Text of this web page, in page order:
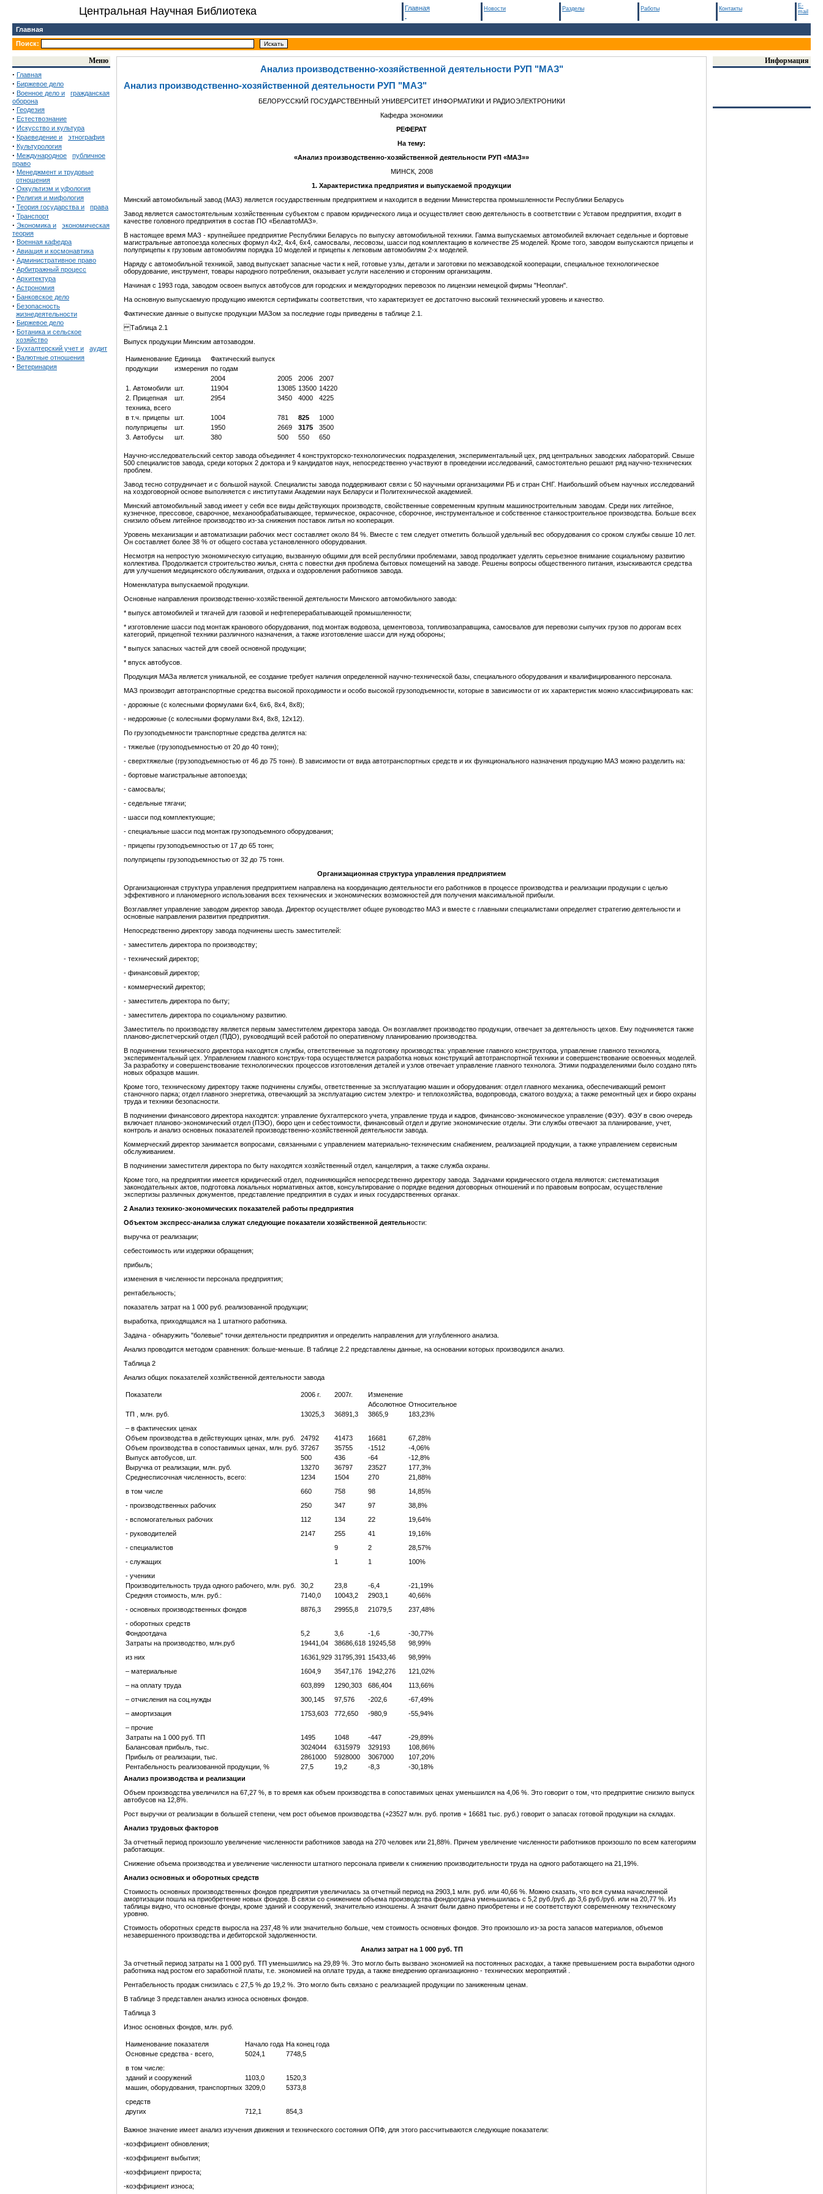
Центральная Научная Библиотека Главная Новости Разделы Работы Контакты
E-
mail
Главная
Поиск:
Меню
· Главная
· Биржевое дело
· Военное дело и
гражданская
оборона
· Геодезия
· Естествознание
· Искусство и культура
· Краеведение и этнография
· Культурология
· Международное
публичное
право
· Менеджмент и трудовые
отношения
· Оккультизм и уфология
· Религия и мифология
· Теория государства и права
· Транспорт
· Экономика и
экономическая
теория
· Военная кафедра
· Авиация и космонавтика
· Административное право
· Арбитражный процесс
· Архитектура
· Астрономия
· Банковское дело
· Безопасность
жизнедеятельности
· Биржевое дело
· Ботаника и сельское
хозяйство
· Бухгалтерский учет и аудит
· Валютные отношения
· Ветеринария
Анализ производственно-хозяйственной деятельности РУП "МАЗ"
Анализ производственно-хозяйственной деятельности РУП "МАЗ"
БЕЛОРУССКИЙ ГОСУДАРСТВЕННЫЙ УНИВЕРСИТЕТ ИНФОРМАТИКИ И РАДИОЭЛЕКТРОНИКИ
Кафедра экономики
РЕФЕРАТ
На тему:
«Анализ производственно-хозяйственной деятельности РУП «МАЗ»»
МИНСК, 2008
1. Характеристика предприятия и выпускаемой продукции
Минский автомобильный завод (МАЗ) является государственным предприятием и находится в ведении Министерства промышленности Республики Беларусь
Завод является самостоятельным хозяйственным субъектом с правом юридического лица и осуществляет свою деятельность в соответствии с Уставом предприятия, входит в
качестве головного предприятия в состав ПО «БелавтоМАЗ».
В настоящее время МАЗ - крупнейшее предприятие Республики Беларусь по выпуску автомобильной техники. Гамма выпускаемых автомобилей включает седельные и бортовые
магистральные автопоезда колесных формул 4х2, 4х4, 6х4, самосвалы, лесовозы, шасси под комплектацию в количестве 25 моделей. Кроме того, заводом выпускаются прицепы и
полуприцепы к грузовым автомобилям порядка 10 моделей и прицепы к легковым автомобилям 2-х моделей.
Наряду с автомобильной техникой, завод выпускает запасные части к ней, готовые узлы, детали и заготовки по межзаводской кооперации, специальное технологическое
оборудование, инструмент, товары народного потребления, оказывает услуги населению и сторонним организациям.
Начиная с 1993 года, заводом освоен выпуск автобусов для городских и междугородних перевозок по лицензии немецкой фирмы "Неоплан".
На основную выпускаемую продукцию имеются сертификаты соответствия, что характеризует ее достаточно высокий технический уровень и качество.
Фактические данные о выпуске продукции МАЗом за последние годы приведены в таблице 2.1.
Таблица 2.1
Выпуск продукции Минским автозаводом.
Наименование Единица
Фактический выпуск
продукции
измерения по годам
2004
2005 2006
2007
1. Автомобили шт. 11904 13085 13500 14220
2. Прицепная
шт. 2954 3450 4000
4225
техника, всего
в т.ч. прицепы
шт. 1004 781 825
1000
полуприцепы
шт. 1950 2669 3175
3500
3. Автобусы
шт. 380 500 550 650
Научно-исследовательский сектор завода объединяет 4 конструкторско-технологических подразделения, экспериментальный цех, ряд центральных заводских лабораторий. Свыше
500 специалистов завода, среди которых 2 доктора и 9 кандидатов наук, непосредственно участвуют в проведении исследований, самостоятельно решают ряд научно-технических
проблем.
Завод тесно сотрудничает и с большой наукой. Специалисты завода поддерживают связи с 50 научными организациями РБ и стран СНГ. Наибольший объем научных исследований
на хоздоговорной основе выполняется с институтами Академии наук Беларуси и Политехнической академией.
Минский автомобильный завод имеет у себя все виды действующих производств, свойственные современным крупным машиностроительным заводам. Среди них литейное,
кузнечное, прессовое, сварочное, механообрабатывающее, термическое, окрасочное, сборочное, инструментальное и собственное станкостроительное производства. Больше всех
снизило объем литейное производство из-за снижения поставок литья но кооперация.
Уровень механизации и автоматизации рабочих мест составляет около 84 %. Вместе с тем следует отметить большой удельный вес оборудования со сроком службы свыше 10 лет.
Он составляет более 38 % от общего состава установленного оборудования.
Несмотря на непростую экономическую ситуацию, вызванную общими для всей республики проблемами, завод продолжает уделять серьезное внимание социальному развитию
коллектива. Продолжается строительство жилья, снята с повестки дня проблема бытовых помещений на заводе. Решены вопросы общественного питания, изыскиваются средства
для улучшения медицинского обслуживания, отдыха и оздоровления работников завода.
Номенклатура выпускаемой продукции.
Основные направления производственно-хозяйственной деятельности Минского автомобильного завода:
* выпуск автомобилей и тягачей для газовой и нефтеперерабатывающей промышленности;
* изготовление шасси под монтаж кранового оборудования, под монтаж водовоза, цементовоза, топливозаправщика, самосвалов для перевозки сыпучих грузов по дорогам всех
категорий, прицепной техники различного назначения, а также изготовление шасси для нужд обороны;
* выпуск запасных частей для своей основной продукции;
* впуск автобусов.
Продукция МАЗа является уникальной, ее создание требует наличия определенной научно-технической базы, специального оборудования и квалифицированного персонала.
МАЗ производит автотранспортные средства высокой проходимости и особо высокой грузоподъемности, которые в зависимости от их характеристик можно классифицировать как:
- дорожные (с колесными формулами 6х4, 6х6, 8х4, 8х8);
- недорожные (с колесными формулами 8х4, 8х8, 12х12).
По грузоподъемности транспортные средства делятся на:
- тяжелые (грузоподъемностью от 20 до 40 тонн);
- сверхтяжелые (грузоподъемностью от 46 до 75 тонн). В зависимости от вида автотранспортных средств и их функционального назначения продукцию МАЗ можно разделить на:
- бортовые магистральные автопоезда;
- самосвалы;
- седельные тягачи;
- шасси под комплектующие;
- специальные шасси под монтаж грузоподъемного оборудования;
- прицепы грузоподъемностью от 17 до 65 тонн;
полуприцепы грузоподъемностью от 32 до 75 тонн.
Организационная структура управления предприятием
Организационная структура управления предприятием направлена на координацию деятельности его работников в процессе производства и реализации продукции с целью
эффективного и планомерного использования всех технических и экономических возможностей для получения максимальной прибыли.
Возглавляет управление заводом директор завода. Директор осуществляет общее руководство МАЗ и вместе с главными специалистами определяет стратегию деятельности и
основные направления развития предприятия.
Непосредственно директору завода подчинены шесть заместителей:
- заместитель директора по производству;
- технический директор;
- финансовый директор;
- коммерческий директор;
- заместитель директора по быту;
- заместитель директора по социальному развитию.
Заместитель по производству является первым заместителем директора завода. Он возглавляет производство продукции, отвечает за деятельность цехов. Ему подчиняется также
планово-диспетчерский отдел (ПДО), руководящий всей работой по оперативному планированию производства.
В подчинении технического директора находятся службы, ответственные за подготовку производства: управление главного конструктора, управление главного технолога,
экспериментальный цех. Управлением главного конструк-тора осуществляется разработка новых конструкций автотранспортной техники и совершенствование освоенных моделей.
За разработку и совершенствование технологических процессов изготовления деталей и узлов отвечает управление главного технолога. Этими подразделениями было создано пять
новых образцов машин.
Кроме того, техническому директору также подчинены службы, ответственные за эксплуатацию машин и оборудования: отдел главного механика, обеспечивающий ремонт
станочного парка; отдел главного энергетика, отвечающий за эксплуатацию систем электро- и теплохозяйства, водопровода, сжатого воздуха; а также ремонтный цех и бюро охраны
труда и техники безопасности.
В подчинении финансового директора находятся: управление бухгалтерского учета, управление труда и кадров, финансово-экономическое управление (ФЭУ). ФЭУ в свою очередь
включает планово-экономический отдел (ПЭО), бюро цен и себестоимости, финансовый отдел и другие экономические отделы. Эти службы отвечают за планирование, учет,
контроль и анализ основных показателей производственно-хозяйственной деятельности завода.
Коммерческий директор занимается вопросами, связанными с управлением материально-техническим снабжением, реализацией продукции, а также управлением сервисным
обслуживанием.
В подчинении заместителя директора по быту находятся хозяйственный отдел, канцелярия, а также служба охраны.
Кроме того, на предприятии имеется юридический отдел, подчиняющийся непосредственно директору завода. Задачами юридического отдела являются: систематизация
законодательных актов, подготовка локальных нормативных актов, консультирование о порядке ведения договорных отношений и по правовым вопросам, осуществление
экспертизы различных документов, представление предприятия в судах и иных государственных органах.
2 Анализ технико-экономических показателей работы предприятия
Объектом экспресс-анализа служат следующие показатели хозяйственной деятельности:
выручка от реализации;
себестоимость или издержки обращения;
прибыль;
изменения в численности персонала предприятия;
рентабельность;
показатель затрат на 1 000 руб. реализованной продукции;
выработка, приходящаяся на 1 штатного работника.
Задача - обнаружить "болевые" точки деятельности предприятия и определить направления для углубленного анализа.
Анализ проводится методом сравнения: больше-меньше. В таблице 2.2 представлены данные, на основании которых производился анализ.
Таблица 2
Анализ общих показателей хозяйственной деятельности завода
Показатели 2006 г. 2007г.
Изменение
Абсолютное Относительное
ТП , млн. руб.
– в фактических ценах
13025,3 36891,3 3865,9 183,23%
Объем производства в действующих ценах, млн. руб. 24792 41473 16681
67,28%
Объем производства в сопоставимых ценах, млн. руб. 37267 35755 -1512
-4,06%
Выпуск автобусов, шт.
500 436 -64
-12,8%
Выручка от реализации, млн. руб.
13270 36797 23527
177,3%
Среднесписочная численность, всего:
в том числе
- производственных рабочих
- вспомогательных рабочих
- руководителей
- специалистов
- служащих
- ученики
1234
660
250
112
2147
1504
758
347
134
255
9
1
270
98
97
22
41
2
1
21,88%
14,85%
38,8%
19,64%
19,16%
28,57%
100%
Производительность труда одного рабочего, млн. руб. 30,2 23,8 -6,4
-21,19%
Средняя стоимость, млн. руб.:
- основных производственных фондов
- оборотных средств
7140,0
8876,3
10043,2
29955,8
2903,1
21079,5
40,66%
237,48%
Фондоотдача 5,2 3,6 -1,6
-30,77%
Затраты на производство, млн.руб
из них
– материальные
– на оплату труда
– отчисления на соц.нужды
– амортизация
– прочие
19441,04
16361,929
1604,9
603,899
300,145
1753,603
38686,618
31795,391
3547,176
1290,303
97,576
772,650
19245,58
15433,46
1942,276
686,404
-202,6
-980,9
98,99%
98,99%
121,02%
113,66%
-67,49%
-55,94%
Затраты на 1 000 руб. ТП 1495 1048 -447
-29,89%
Балансовая прибыль, тыс.
3024044 6315979 329193
108,86%
Прибыль от реализации, тыс.
2861000 5928000 3067000
107,20%
Рентабельность реализованной продукции, %
27,5 19,2 -8,3
-30,18%
Анализ производства и реализации
Объем производства увеличился на 67,27 %, в то время как объем производства в сопоставимых ценах уменьшился на 4,06 %. Это говорит о том, что предприятие снизило выпуск
автобусов на 12,8%.
Рост выручки от реализации в большей степени, чем рост объемов производства (+23527 млн. руб. против + 16681 тыс. руб.) говорит о запасах готовой продукции на складах.
Анализ трудовых факторов
За отчетный период произошло увеличение численности работников завода на 270 человек или 21,88%. Причем увеличение численности работников произошло по всем категориям
работающих.
Снижение объема производства и увеличение численности штатного персонала привели к снижению производительности труда на одного работающего на 21,19%.
Анализ основных и оборотных средств
Стоимость основных производственных фондов предприятия увеличилась за отчетный период на 2903,1 млн. руб. или 40,66 %. Можно сказать, что вся сумма начисленной
амортизации пошла на приобретение новых фондов. В связи со снижением объема производства фондоотдача уменьшилась с 5,2 руб./руб. до 3,6 руб./руб. или на 20,77 %. Из
таблицы видно, что основные фонды, кроме зданий и сооружений, значительно изношены. А значит были давно приобретены и не соответствуют современному техническому
уровню.
Стоимость оборотных средств выросла на 237,48 % или значительно больше, чем стоимость основных фондов. Это произошло из-за роста запасов материалов, объемов
незавершенного производства и дебиторской задолженности.
Анализ затрат на 1 000 руб. ТП
За отчетный период затраты на 1 000 руб. ТП уменьшились на 29,89 %. Это могло быть вызвано экономией на постоянных расходах, а также превышением роста выработки одного
работника над ростом его заработной платы, т.е. экономией на оплате труда, а также внедрению организационно - технических мероприятий .
Рентабельность продаж снизилась с 27,5 % до 19,2 %. Это могло быть связано с реализацией продукции по заниженным ценам.
В таблице 3 представлен анализ износа основных фондов.
Таблица 3
Износ основных фондов, млн. руб.
Наименование показателя Начало года На конец года
Основные средства - всего,
в том числе:
5024,1 7748,5
зданий и сооружений 1103,0
1520,3
машин, оборудования, транспортных
средств
3209,0 5373,8
других 712,1 854,3
Важное значение имеет анализ изучения движения и технического состояния ОПФ, для этого рассчитываются следующие показатели:
-коэффициент обновления;
-коэффициент выбытия;
-коэффициент прироста;
-коэффициент износа;
Информация